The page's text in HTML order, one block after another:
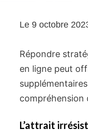
Le 9 octobre
Répondre
en ligne peut
compréhension
L’attrait